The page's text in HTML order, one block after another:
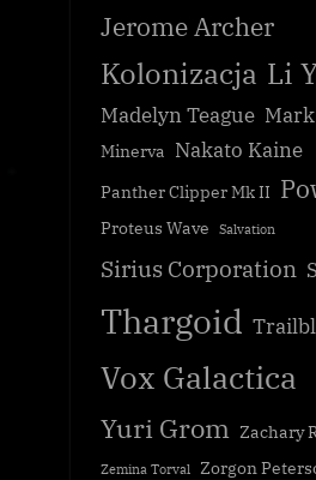
Jerome Archer
Kolonizacja Li
Madelyn Teague
Minerva Nakato Kaine
Panther Clipper Mk II
Proteus Wave Salvation
Sirius Corporation
Thargoid
Vox Galactica
Yuri Grom Zachary
Zemina Torval Zorgon